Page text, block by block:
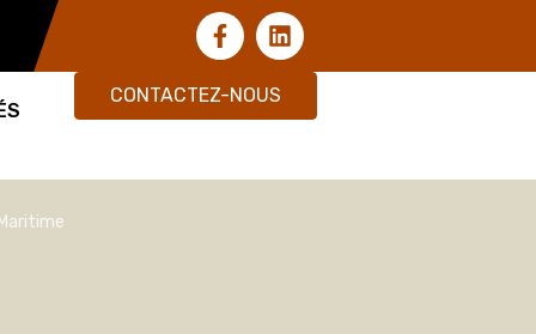
CONTACTEZ-NOUS